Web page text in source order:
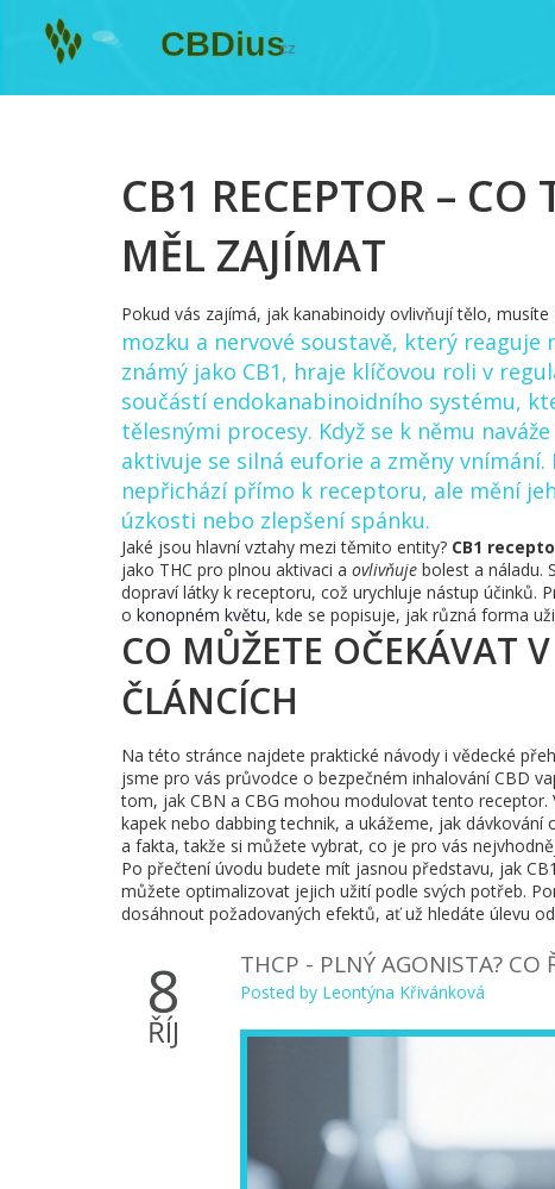
CB1 RECEPTOR – CO
MĚL ZAJÍMAT
Pokud vás zajímá, jak kanabinoidy ovlivňují tělo, musíte
mozku a nervové soustavě, který
známý jako CB1, hraje klíčovou roli v
součástí endokanabinoidního systému,
tělesnými procesy. Když se k němu naváže
aktivuje se silná euforie a změny vnímání.
nepřichází přímo k receptoru, ale mění
úzkosti nebo zlepšení spánku.
Jaké jsou hlavní vztahy mezi těmito entity? CB1
jako THC pro plnou aktivaci a ovlivňuje bolest a náladu.
dopraví látky k receptoru, což urychluje nástup účinků.
o konopném květu, kde se popisuje, jak různá forma
CO MŮŽETE OČEKÁVAT
ČLÁNCÍCH
Na této stránce najdete praktické návody i vědecké
jsme pro vás průvodce o bezpečném inhalování CBD
tom, jak CBN a CBG mohou modulovat tento receptor.
kapek nebo dabbing technik, a ukážeme, jak
a fakta, takže si můžete vybrat, co je pro vás
Po přečtení úvodu budete mít jasnou představu, jak
můžete optimalizovat jejich užití podle svých potřeb.
dosáhnout požadovaných efektů, ať už hledáte úlevu
8
ŘÍJ
THCP - PLNÝ AGONISTA? CO
Posted by Leontýna Křivánková